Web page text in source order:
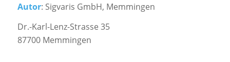
Autor: Sigvaris GmbH, Memmingen
Dr.-Karl-Lenz-Strasse 35
87700 Memmingen